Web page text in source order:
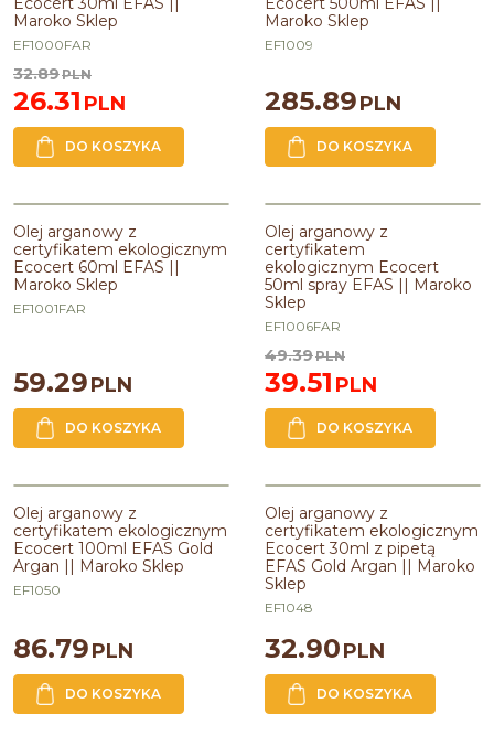
Maroko Sklep
EF1000FAR
32.89PLN
26.31 PLN
DO KOSZYKA
Pojemność 500ml
Maroko Sklep
EF1009
285.89PLN
DO KOSZYKA
Olej arganowy z certyfikatem
ekologicznym Ecocert 60ml EFAS
|| Maroko Sklep
Pojemność: 60ml
Zawiera olej: arganowy
Olej arganowy z
certyfikatem ekologicznym
Ecocert 60ml EFAS ||
Maroko Sklep
EF1001FAR
59.29PLN
DO KOSZYKA
Olej arganowy z certyfikatem
ekologicznym Ecocert 50ml spray
EFAS || Maroko Sklep
Linia: GOLD ARGAN
Pojemność: 50ml
Olej arganowy z
certyfikatem
ekologicznym Ecocert
50ml spray EFAS || Maroko
Sklep
EF1006FAR
49.39PLN
39.51 PLN
DO KOSZYKA
Olej arganowy z certyfikatem
ekologicznym Ecocert 100ml EFAS
Gold Argan || Maroko Sklep
Pojemność: 100ml
Olej arganowy z
certyfikatem ekologicznym
Ecocert 100ml EFAS Gold
Argan || Maroko Sklep
EF1050
86.79PLN
DO KOSZYKA
Olej arganowy z certyfikatem
ekologicznym Ecocert 30ml z
pipetą EFAS Gold Argan || Maroko
Sklep
Pojemność 30ml
Olej arganowy z
certyfikatem ekologicznym
Ecocert 30ml z pipetą
EFAS Gold Argan || Maroko
Sklep
EF1048
32.90PLN
DO KOSZYKA